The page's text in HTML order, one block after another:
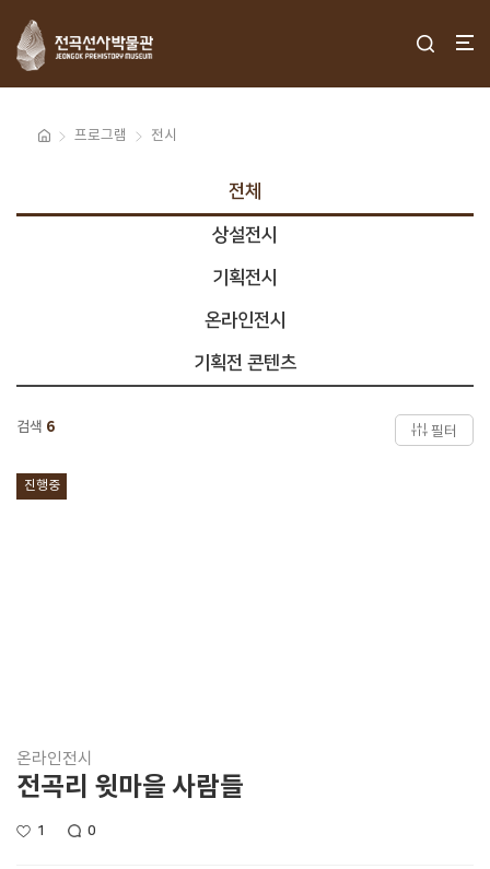
프로그램 전시
전체
상설전시
기획전시
온라인전시
기획전 콘텐츠
검색 6 필터
진행중
온라인전시
전곡리 윗마을 사람들
1 0